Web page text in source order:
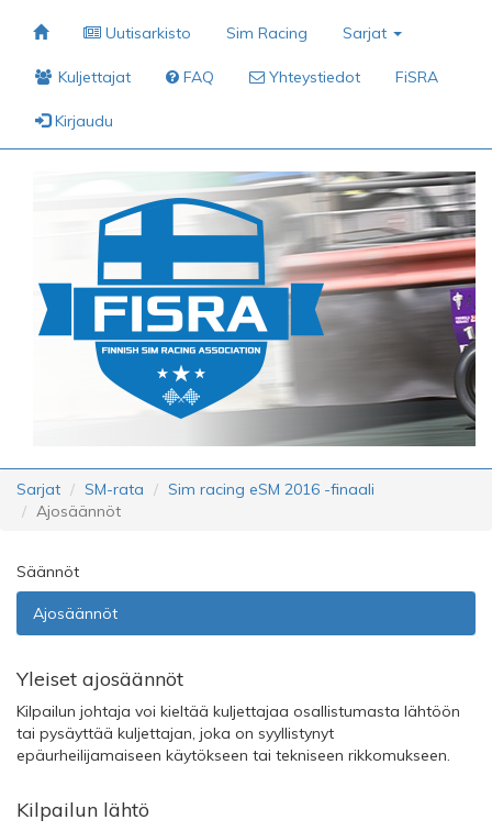
Uutisarkisto Sim Racing Sarjat
Kuljettajat FAQ Yhteystiedot FiSRA
Kirjaudu
Sarjat SM-rata
Sim racing eSM 2016 -finaali
Ajosäännöt
Säännöt
Ajosäännöt
Yleiset ajosäännöt
Kilpailun johtaja voi kieltää kuljettajaa osallistumasta lähtöön
tai pysäyttää kuljettajan, joka on syyllistynyt
epäurheilijamaiseen käytökseen tai tekniseen rikkomukseen.
Kilpailun lähtö